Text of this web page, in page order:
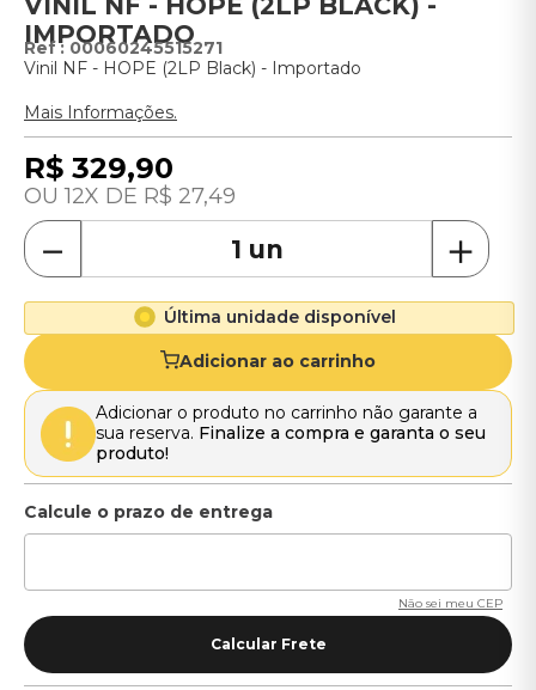
IMPORTADO
: 00060245515271
Vinil NF - HOPE (2LP Black) - Importado
Mais Informações.
R$ 329,90
12 R$ 27,49
＋
－
Última unidade disponível
Adicionar ao carrinho
Adicionar o produto no carrinho não garante a
sua reserva. Finalize a compra e garanta o seu
produto!
Não sei meu CEP